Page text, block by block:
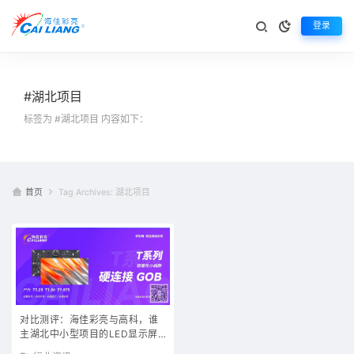
登录
#湖北项目
标签为 #湖北项目 内容如下：
首页 Tag Archives: 湖北项目
对比测评：海佳彩亮与高科，谁
主湖北中小型项目的LED显示屏